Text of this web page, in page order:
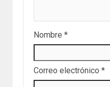
Nombre *
Correo electrónico *